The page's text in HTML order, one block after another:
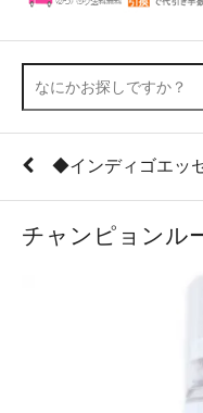
◆インディゴエッ
チャンピョンル